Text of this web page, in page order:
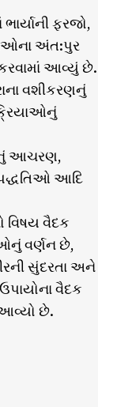
ફરજો,
અંત:પુર
આવ્યું છે.
વશીકરણનું
આચરણ,
પદ્ધતિઓ આદિ
વૈદક
વર્ણન છે,
સુંદરતા અને
વૈદક
આવ્યો છે.